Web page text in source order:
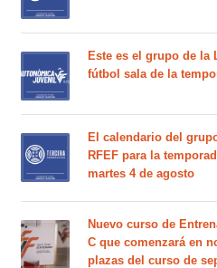
Este es el grupo de
fútbol sala de la
El calendario del
RFEF para la
martes 4 de agosto
Nuevo curso de
C que comenzará en
plazas del curso de